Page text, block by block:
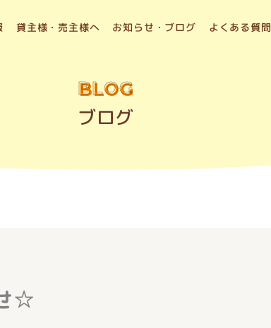
貸主様・売主様へ お知らせ・ブログ よくある質問
BLOG
ブログ
☆